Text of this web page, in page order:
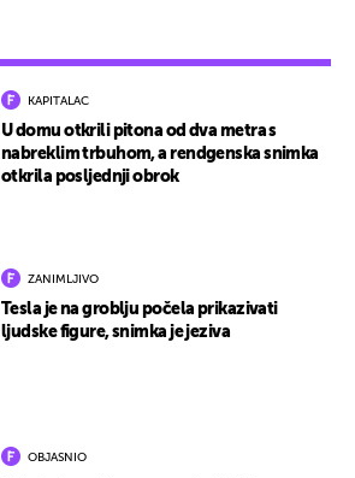
KAPITALAC
U domu otkrili pitona od dva metra s
nabreklim trbuhom, a rendgenska snimka
otkrila posljednji obrok
ZANIMLJIVO
Tesla je na groblju počela prikazivati
ljudske figure, snimka je jeziva
OBJASNIO